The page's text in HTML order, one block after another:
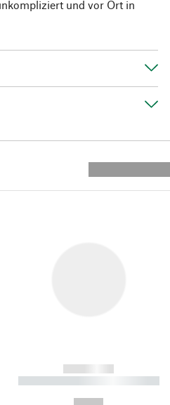
und vor Ort in
------------
----------- ----------- ----------